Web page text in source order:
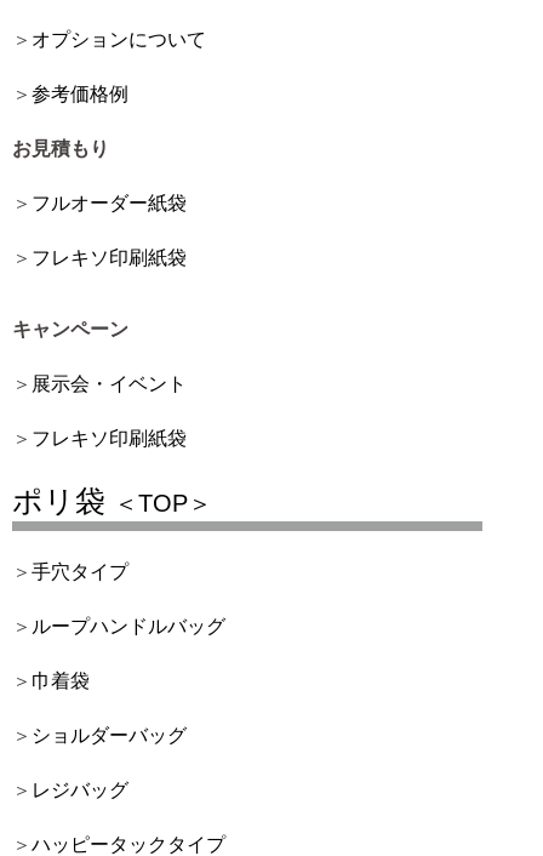
オプションについて
参考価格例
お見積もり
フルオーダー紙袋
フレキソ印刷紙袋
キャンペーン
展示会・イベント
フレキソ印刷紙袋
ポリ袋 ＜TOP＞
手穴タイプ
ループハンドルバッグ
巾着袋
ショルダーバッグ
レジバッグ
ハッピータックタイプ